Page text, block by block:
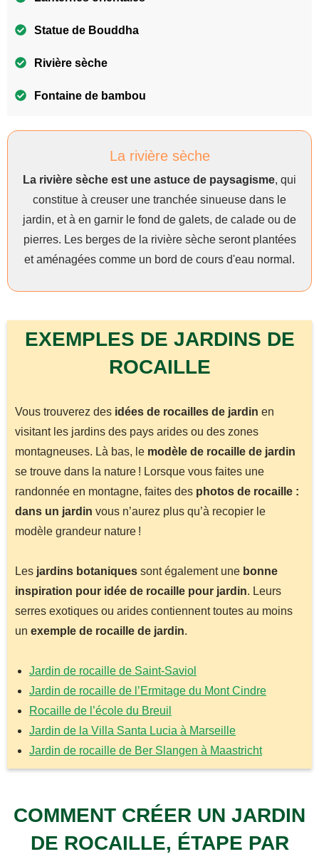
Statue de Bouddha
Rivière sèche
Fontaine de bambou
La rivière sèche
La rivière sèche est une astuce de paysagisme, qui
constitue à creuser une tranchée sinueuse dans le
jardin, et à en garnir le fond de galets, de calade ou de
pierres. Les berges de la rivière sèche seront plantées
et aménagées comme un bord de cours d'eau normal.
EXEMPLES DE JARDINS DE
ROCAILLE
Vous trouverez des idées de rocailles de jardin en
visitant les jardins des pays arides ou des zones
montagneuses. Là bas, le modèle de rocaille de jardin
se trouve dans la nature ! Lorsque vous faites une
randonnée en montagne, faites des photos de rocaille :
dans un jardin vous n’aurez plus qu’à recopier le
modèle grandeur nature !
Les jardins botaniques sont également une bonne
inspiration pour idée de rocaille pour jardin. Leurs
serres exotiques ou arides contiennent toutes au moins
un exemple de rocaille de jardin.
Jardin de rocaille de Saint-Saviol
Jardin de rocaille de l’Ermitage du Mont Cindre
Rocaille de l’école du Breuil
Jardin de la Villa Santa Lucia à Marseille
Jardin de rocaille de Ber Slangen à Maastricht
COMMENT CRÉER UN JARDIN
DE ROCAILLE, ÉTAPE PAR